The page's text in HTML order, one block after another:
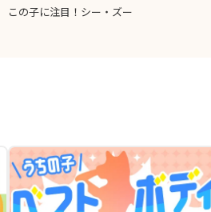
この子に注目！シー・ズー